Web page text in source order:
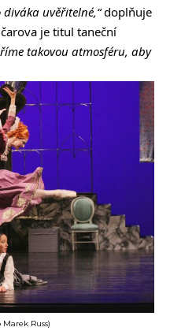
uvěřitelné,“doplňuje
je titul taneční
takovou atmosféru, aby
Russ)